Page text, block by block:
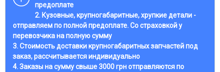
предоплате
2. Кузовные, крупногабаритные, хрупкие детали -
отправляем по полной предоплате. Со страховкой у
перевозчика на полную сумму
3. Стоимость доставки крупногабаритных запчастей под
заказ, рассчитывается индивидуально
4. Заказы на сумму свыше 3000 грн отправляются по